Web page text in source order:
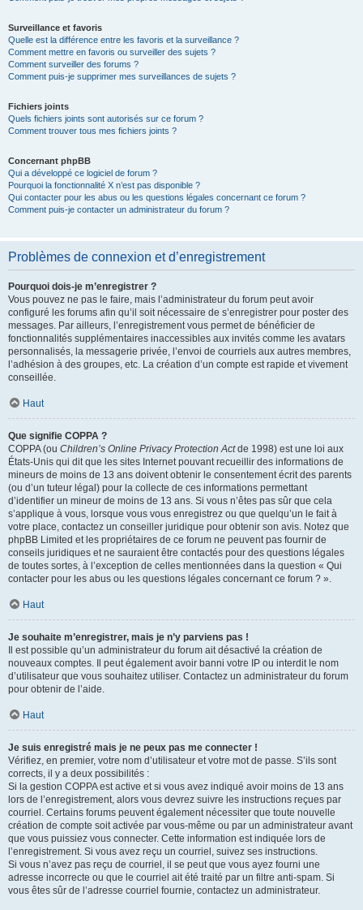
Surveillance et favoris
Quelle est la différence entre les favoris et la surveillance ?
Comment mettre en favoris ou surveiller des sujets ?
Comment surveiller des forums ?
Comment puis-je supprimer mes surveillances de sujets ?
Fichiers joints
Quels fichiers joints sont autorisés sur ce forum ?
Comment trouver tous mes fichiers joints ?
Concernant phpBB
Qui a développé ce logiciel de forum ?
Pourquoi la fonctionnalité X n’est pas disponible ?
Qui contacter pour les abus ou les questions légales concernant ce forum ?
Comment puis-je contacter un administrateur du forum ?
Problèmes de connexion et d’enregistrement
Pourquoi dois-je m’enregistrer ?
Vous pouvez ne pas le faire, mais l’administrateur du forum peut avoir
configuré les forums afin qu’il soit nécessaire de s’enregistrer pour poster des
messages. Par ailleurs, l’enregistrement vous permet de bénéficier de
fonctionnalités supplémentaires inaccessibles aux invités comme les avatars
personnalisés, la messagerie privée, l’envoi de courriels aux autres membres,
l’adhésion à des groupes, etc. La création d’un compte est rapide et vivement
conseillée.
Haut
Que signifie COPPA ?
COPPA (ou Children’s Online Privacy Protection Actde 1998) est une loi aux
États-Unis qui dit que les sites Internet pouvant recueillir des informations de
mineurs de moins de 13 ans doivent obtenir le consentement écrit des parents
(ou d’un tuteur légal) pour la collecte de ces informations permettant
d’identifier un mineur de moins de 13 ans. Si vous n’êtes pas sûr que cela
s’applique à vous, lorsque vous vous enregistrez ou que quelqu’un le fait à
votre place, contactez un conseiller juridique pour obtenir son avis. Notez que
phpBB Limited et les propriétaires de ce forum ne peuvent pas fournir de
conseils juridiques et ne sauraient être contactés pour des questions légales
de toutes sortes, à l’exception de celles mentionnées dans la question « Qui
contacter pour les abus ou les questions légales concernant ce forum ? ».
Haut
Je souhaite m’enregistrer, mais je n’y parviens pas !
Il est possible qu’un administrateur du forum ait désactivé la création de
nouveaux comptes. Il peut également avoir banni votre IP ou interdit le nom
d’utilisateur que vous souhaitez utiliser. Contactez un administrateur du forum
pour obtenir de l’aide.
Haut
Je suis enregistré mais je ne peux pas me connecter !
Vérifiez, en premier, votre nom d’utilisateur et votre mot de passe. S’ils sont
corrects, il y a deux possibilités :
Si la gestion COPPA est active et si vous avez indiqué avoir moins de 13 ans
lors de l’enregistrement, alors vous devrez suivre les instructions reçues par
courriel. Certains forums peuvent également nécessiter que toute nouvelle
création de compte soit activée par vous-même ou par un administrateur avant
que vous puissiez vous connecter. Cette information est indiquée lors de
l’enregistrement. Si vous avez reçu un courriel, suivez ses instructions.
Si vous n’avez pas reçu de courriel, il se peut que vous ayez fourni une
adresse incorrecte ou que le courriel ait été traité par un filtre anti-spam. Si
vous êtes sûr de l’adresse courriel fournie, contactez un administrateur.